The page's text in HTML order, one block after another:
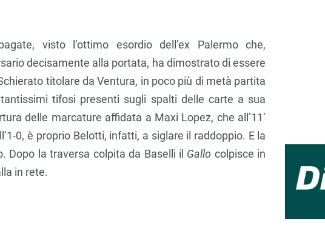
visto l’ottimo esordio dell’ex Palermo che,
decisamente alla portata, ha dimostrato di essere
titolare da Ventura, in poco più di metà partita
tifosi presenti sugli spalti delle carte a sua
delle marcature affidata a Maxi Lopez, che all’11’
0, è proprio Belotti, infatti, a siglare il raddoppio. E la
Dopo la traversa colpita da Baselli il Gallo colpisce in
in rete.